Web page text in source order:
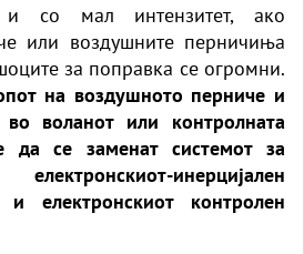
со мал интензитет, ако
или воздушните перничиња
за поправка се огромни.
на воздушното перниче и
воланот или контролната
да се заменат системот за
инерцијален
и електронскиот контролен